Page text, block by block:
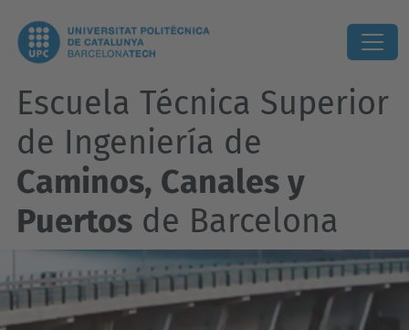
Escuela Técnica Superior
de Ingeniería de
Caminos, Canales y
Puertos de Barcelona